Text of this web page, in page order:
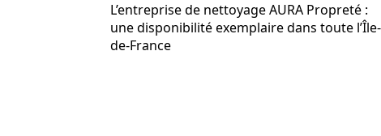
L’entreprise de nettoyage AURA Propreté :
une disponibilité exemplaire dans toute l’Île-
de-France